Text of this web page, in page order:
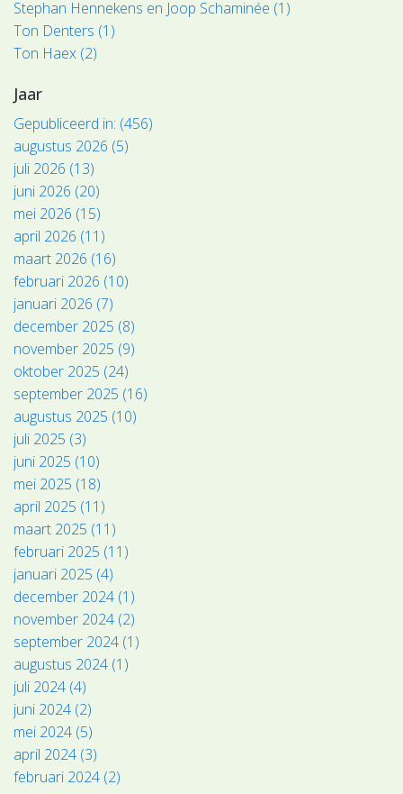
Stephan Hennekens en Joop Schaminée (1)
Ton Denters (1)
Ton Haex (2)
Jaar
Gepubliceerd in: (456)
augustus 2026 (5)
juli 2026 (13)
juni 2026 (20)
mei 2026 (15)
april 2026 (11)
maart 2026 (16)
februari 2026 (10)
januari 2026 (7)
december 2025 (8)
november 2025 (9)
oktober 2025 (24)
september 2025 (16)
augustus 2025 (10)
juli 2025 (3)
juni 2025 (10)
mei 2025 (18)
april 2025 (11)
maart 2025 (11)
februari 2025 (11)
januari 2025 (4)
december 2024 (1)
november 2024 (2)
september 2024 (1)
augustus 2024 (1)
juli 2024 (4)
juni 2024 (2)
mei 2024 (5)
april 2024 (3)
februari 2024 (2)